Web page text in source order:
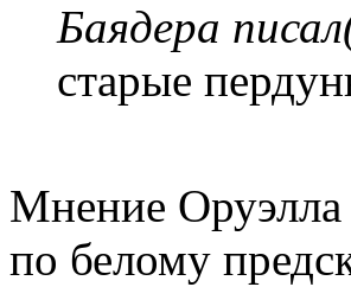
Баядера
старые
Мнение Оруэлла
по белому